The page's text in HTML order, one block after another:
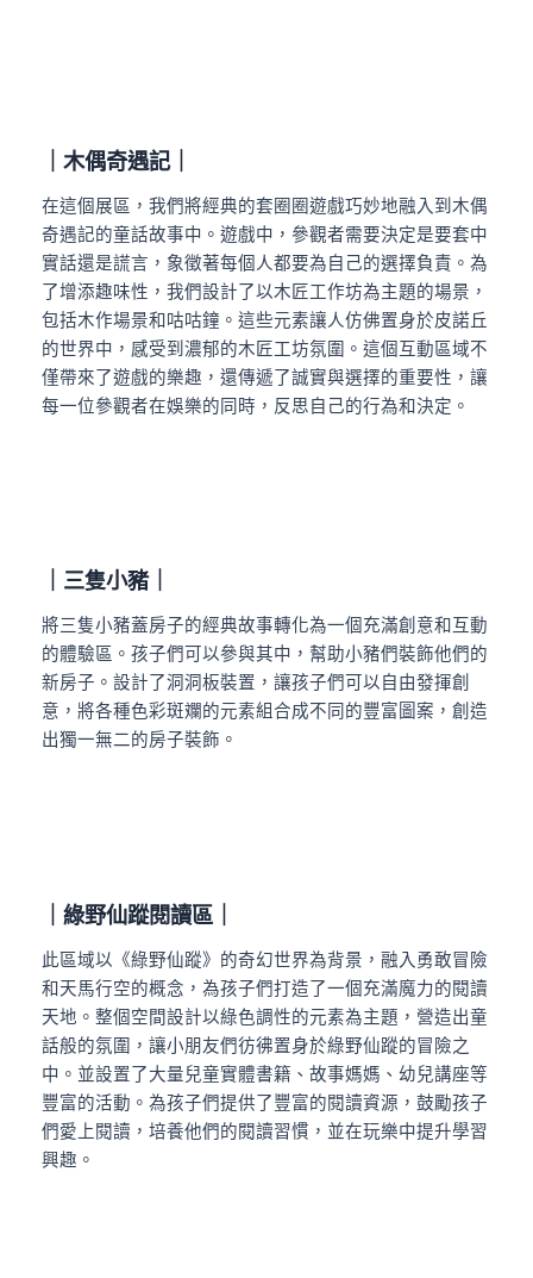
｜木偶奇遇記｜
在這個展區，我們將經典的套圈圈遊戲巧妙地融入到木偶
奇遇記的童話故事中。遊戲中，參觀者需要決定是要套中
實話還是謊言，象徵著每個人都要為自己的選擇負責。 為
了增添趣味性，我們設計了以木匠工作坊為主題的場景，
包括木作場景和咕咕鐘。這些元素讓人仿佛置身於皮諾丘
的世界中，感受到濃郁的木匠工坊氛圍。這個互動區域不
僅帶來了遊戲的樂趣，還傳遞了誠實與選擇的重要性，讓
每一位參觀者在娛樂的同時，反思自己的行為和決定。
｜三隻小豬｜
將三隻小豬蓋房子的經典故事轉化為一個充滿創意和互動
的體驗區。孩子們可以參與其中，幫助小豬們裝飾他們的
新房子。設計了洞洞板裝置，讓孩子們可以自由發揮創
意，將各種色彩斑斕的元素組合成不同的豐富圖案，創造
出獨一無二的房子裝飾。
｜綠野仙蹤閱讀區｜
此區域以《綠野仙蹤》的奇幻世界為背景，融入勇敢冒險
和天馬行空的概念，為孩子們打造了一個充滿魔力的閱讀
天地。整個空間設計以綠色調性的元素為主題，營造出童
話般的氛圍，讓小朋友們彷彿置身於綠野仙蹤的冒險之
中。並設置了大量兒童實體書籍、故事媽媽、幼兒講座等
豐富的活動。為孩子們提供了豐富的閱讀資源，鼓勵孩子
們愛上閱讀，培養他們的閱讀習慣，並在玩樂中提升學習
興趣。